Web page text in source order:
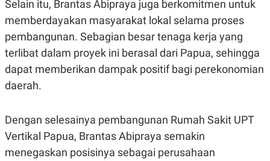
S
T
A
T
A
E
K
O
N
T
L
I
S
Selain itu, Brantas Abipraya juga berkomitmen untuk
memberdayakan masyarakat lokal selama proses
pembangunan. Sebagian besar tenaga kerja yang
terlibat dalam proyek ini berasal dari Papua, sehingga
dapat memberikan dampak positif bagi perekonomian
daerah.
Dengan selesainya pembangunan Rumah Sakit UPT
Vertikal Papua, Brantas Abipraya semakin
menegaskan posisinya sebagai perusahaan